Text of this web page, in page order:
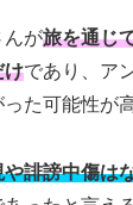
んが旅を通じ
けであり、ア
た可能性が
誹謗中傷は